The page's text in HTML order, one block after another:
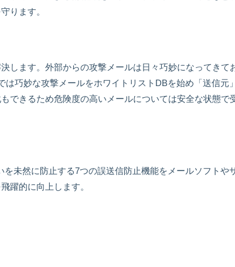
ります。
します。外部からの攻撃メールは日々巧妙になってきて
巧妙な攻撃メールをホワイトリストDBを始め「送信元
できるため危険度の高いメールについては安全な状態で
未然に防止する7つの誤送信防止機能をメールソフトや
躍的に向上します。